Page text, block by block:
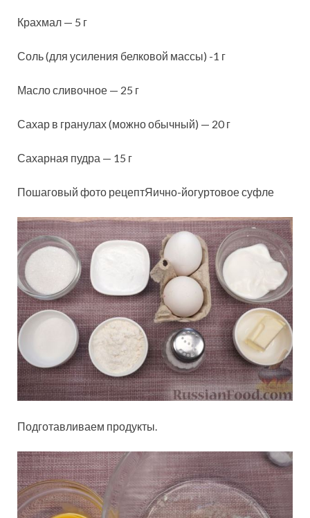
Крахмал — 5 г
Соль (для усиления белковой массы) -1 г
Масло сливочное — 25 г
Сахар в гранулах (можно обычный) — 20 г
Сахарная пудра — 15 г
Пошаговый фото рецептЯично-йогуртовое суфле
Подготавливаем продукты.